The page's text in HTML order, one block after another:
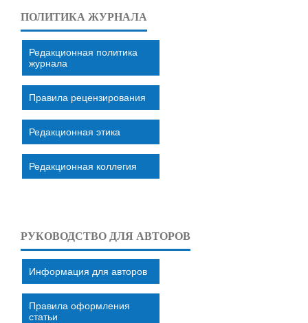
ПОЛИТИКА ЖУРНАЛА
Редакционная политика
журнала
Правила рецензирования
Редакционная этика
Редакционная коллегия
РУКОВОДСТВО ДЛЯ АВТОРОВ
Информация для авторов
Правила оформления
статьи